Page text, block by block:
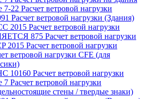
7-22 Расчет ветровой нагрузки
Расчет ветровой нагрузки (Здания)
2015 Расчет ветровой нагрузки
875 Расчет ветровой нагрузки
2015 Расчет ветровой нагрузки
ветровой нагрузки CFE (для
10160 Расчет ветровой нагрузки
7 Расчет ветровой нагрузки
стены / твердые знаки)